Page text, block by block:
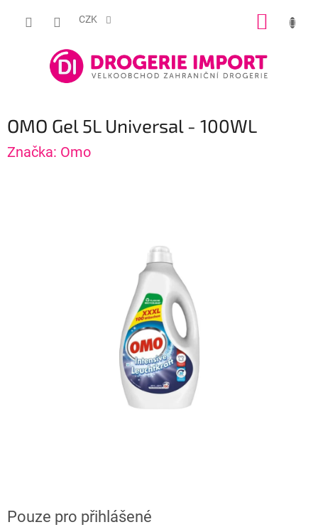
CZK
OMO Gel 5L Universal - 100WL
Značka: Omo
Pouze pro přihlášené